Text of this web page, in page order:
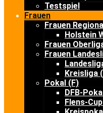
Testspiel
Frauen
Frauen
Holstein
Frauen
Frauen
Kreisliga
Pokal (F)
DFB-
Flens-